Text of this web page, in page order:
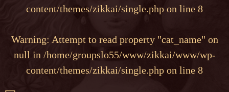
content/themes/zikkai/single.php on line 8
Warning: Attempt to read property "cat_name" on
null in /home/groupslo55/www/zikkai/www/wp-
content/themes/zikkai/single.php on line 8